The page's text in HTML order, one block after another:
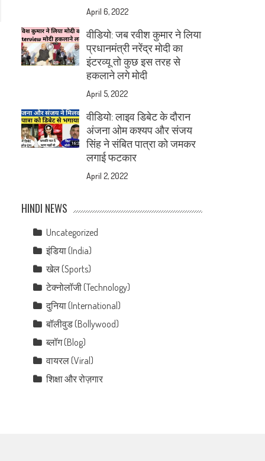
April 6, 2022
वीडियो: जब रवीश कुमार ने लिया
प्रधानमंत्री नरेंद्र मोदी का
इंटरव्यू तो कुछ इस तरह से
हकलाने लगे मोदी
April 5, 2022
वीडियो: लाइव डिबेट के दौरान
अंजना ओम कश्यप और संजय
सिंह ने संबित पात्रा को जमकर
लगाई फटकार
April 2, 2022
HINDI NEWS
Uncategorized
इंडिया (India)
खेल (Sports)
टेक्नोलॉजी (Technology)
दुनिया (International)
बॉलीवुड (Bollywood)
ब्लॉग (Blog)
वायरल (Viral)
शिक्षा और रोज़गार